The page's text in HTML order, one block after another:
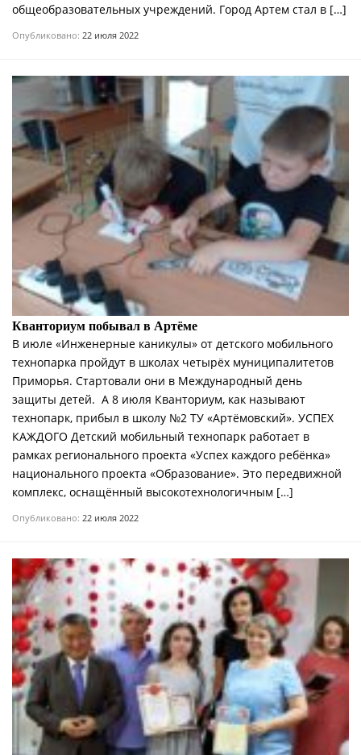
общеобразовательных учреждений. Город Артем стал в […]
Опубликовано: 22 июля 2022
Кванториум побывал в Артёме
В июле «Инженерные каникулы» от детского мобильного
технопарка пройдут в школах четырёх муниципалитетов
Приморья. Стартовали они в Международный день
защиты детей. А 8 июля Кванториум, как называют
технопарк, прибыл в школу №2 ТУ «Артёмовский». УСПЕХ
КАЖДОГО Детский мобильный технопарк работает в
рамках регионального проекта «Успех каждого ребёнка»
национального проекта «Образование». Это передвижной
комплекс, оснащённый высокотехнологичным […]
Опубликовано: 22 июля 2022